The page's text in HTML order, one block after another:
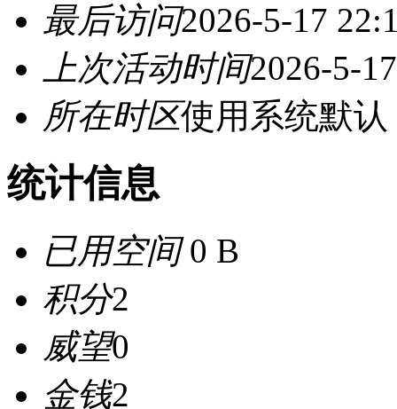
最后访问2026-5-17
上次活动时间2026-5-
所在时区使用系统默认
统计信息
已用空间0 B
积分2
威望0
金钱2